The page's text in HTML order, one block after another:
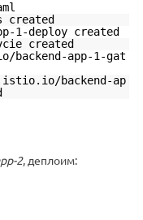
created
1-deploy created
created
backend-app-1-gat
backend-ap
2, деплоим: